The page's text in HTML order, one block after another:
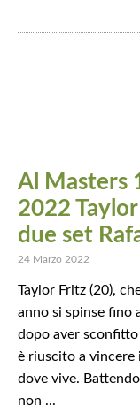
Al Masters
2022
due set
24 Marzo 2022
Taylor Fritz (20),
anno si spinse fino
dopo aver sconfitto
è riuscito a vincere
dove vive.
non ...